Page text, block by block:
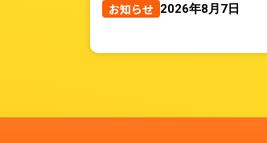
お知らせ 2026年8月7日